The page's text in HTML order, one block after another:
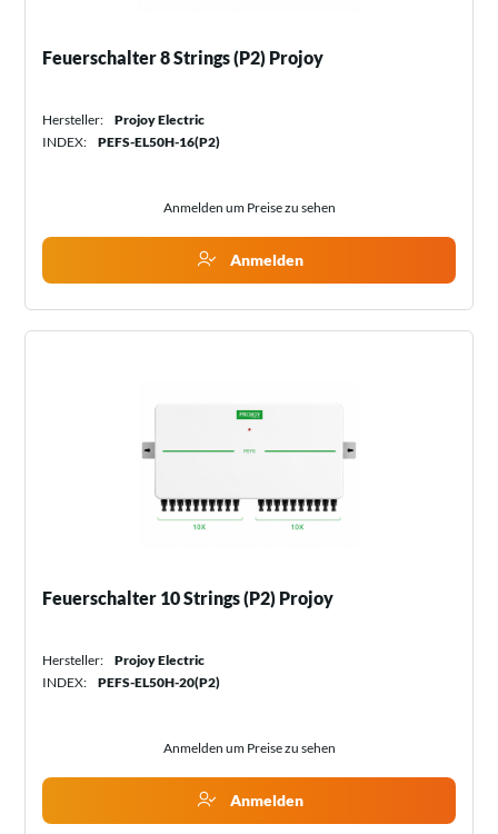
Feuerschalter 8 Strings (P2) Projoy
Hersteller:
Projoy Electric
INDEX:
PEFS-EL50H-16(P2)
Anmelden um Preise zu sehen
Anmelden
Feuerschalter 10 Strings (P2) Projoy
Hersteller:
Projoy Electric
INDEX:
PEFS-EL50H-20(P2)
Anmelden um Preise zu sehen
Anmelden